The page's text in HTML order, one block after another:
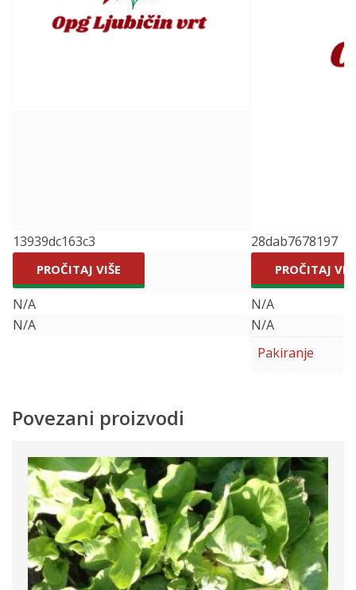
13939dc163c3 28dab7678197
PROČITAJ VIŠE PROČITAJ
N/A
N/A
N/A
N/A
Pakiranje
Povezani proizvodi